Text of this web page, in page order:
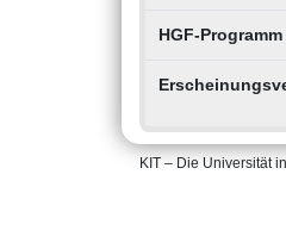
HGF-Programm
KIT – Die Universität